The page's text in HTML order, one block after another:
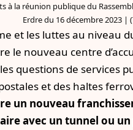
à la réunion publique du
Erdre du 16 décembre 2023 |
et les luttes au niveau
le nouveau centre
questions de services
et des haltes
un nouveau
avec un tunnel ou